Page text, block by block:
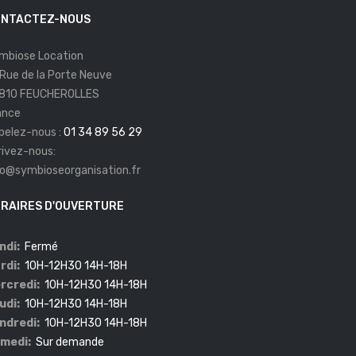
NOUS
Location
de la Porte Neuve
FEUCHEROLLES
nous : 01 34 89 56 29
nous:
D'OUVERTURE
Fermé
10H-12H30 14H-18H
10H-12H30 14H-18H
10H-12H30 14H-18H
10H-12H30 14H-18H
Sur demande